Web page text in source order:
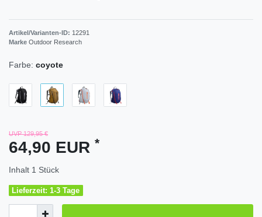
Artikel/Varianten-ID: 12291
Marke Outdoor Research
Farbe: coyote
UVP 129,95 €
64,90 EUR *
Inhalt 1 Stück
Lieferzeit: 1-3 Tage